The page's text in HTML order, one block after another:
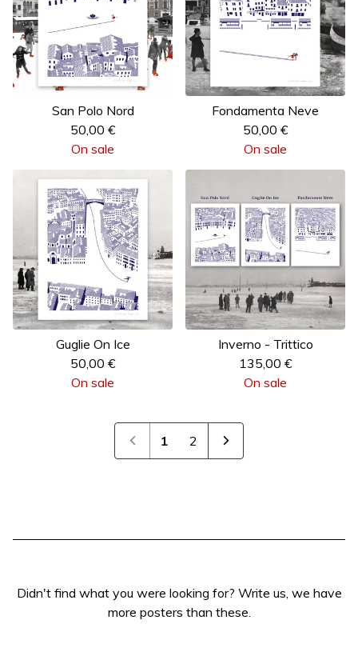
San Polo Nord
50,00 €
On sale
Fondamenta Neve
50,00 €
On sale
Guglie On Ice
50,00 €
On sale
Inverno - Trittico
135,00 €
On sale
1 2
Didn't find what you were looking for? Write us, we have
more posters than these.